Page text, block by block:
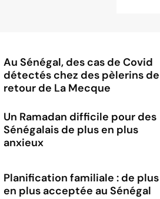
Au Sénégal, des cas de Covid
détectés chez des pèlerins de
retour de La Mecque
Un Ramadan difficile pour des
Sénégalais de plus en plus
anxieux
Planification familiale : de plus
en plus acceptée au Sénégal